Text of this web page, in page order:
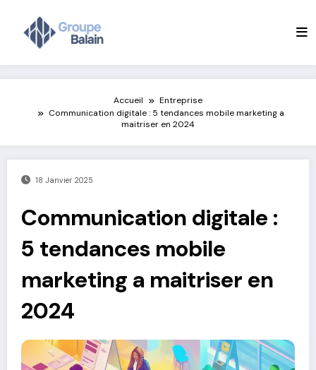
contenu
Accueil
Entreprise
Communication digitale : 5 tendances mobile marketing a
maitriser en 2024
18 Janvier 2025
Communication digitale :
5 tendances mobile
marketing a maitriser en
2024